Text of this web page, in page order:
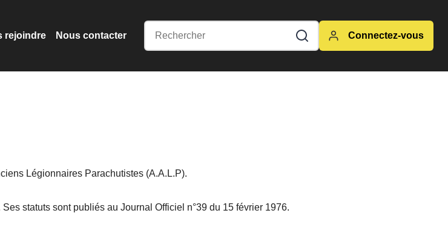
rejoindre Nous contacter Connectez-vous
Légionnaires Parachutistes (A.A.L.P).
statuts sont publiés au Journal Officiel n°39 du 15 février 1976.